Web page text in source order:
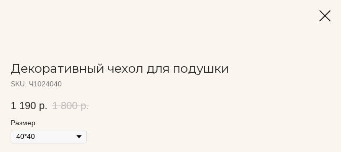
Декоративный чехол для подушки
SKU: Ч1024040
1 190 р. 1 800 р.
Размер